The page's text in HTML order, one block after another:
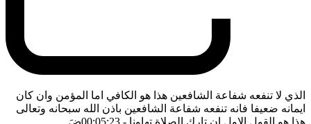
الذي لا تنفعه شفاعة الشافعين هذا هو الكافي اما المؤمن وان كان
ايمانه ضعيفا فانه تنفعه شفاعة الشافعين باذن الله سبحانه وتعالى
هذا هو القول الاول ان تارك الصلاة تهاونا - 00:05:23 ضَ